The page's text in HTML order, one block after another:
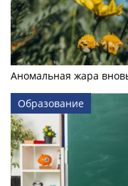
Аномальная жара
Образование